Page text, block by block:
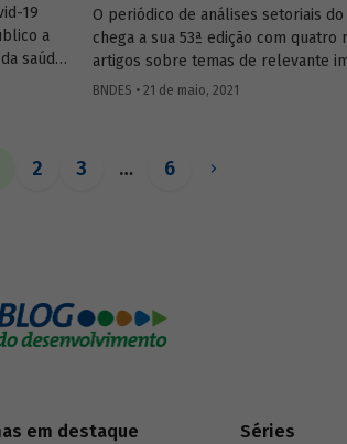
19
a
saúde,
Nesse
e
O periódico de análises setoriais do
chega a sua 53ª edição com quatro
artigos sobre temas de relevante
socioambiental: saneamento,
BNDES • 21 de maio, 2021
2 3 … 6
em destaque Séries